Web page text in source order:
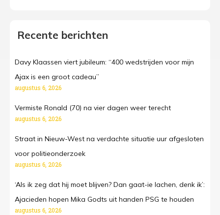
Recente berichten
Davy Klaassen viert jubileum: “400 wedstrijden voor mijn
Ajax is een groot cadeau”
augustus 6, 2026
Vermiste Ronald (70) na vier dagen weer terecht
augustus 6, 2026
Straat in Nieuw-West na verdachte situatie uur afgesloten
voor politieonderzoek
augustus 6, 2026
‘Als ik zeg dat hij moet blijven? Dan gaat-ie lachen, denk ik’:
Ajacieden hopen Mika Godts uit handen PSG te houden
augustus 6, 2026